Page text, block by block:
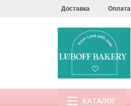
Доставка Оплата
КАТАЛОГ